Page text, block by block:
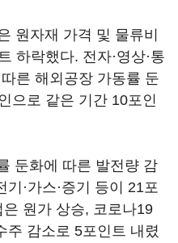
원자재 가격 및 물류비
하락했다. 전자·영상·통
른 해외공장 가동률 둔
으로 같은 기간 10포인
둔화에 따른 발전량 감
·가스·증기 등이 21포
원가 상승, 코로나19
주 감소로 5포인트 내렸